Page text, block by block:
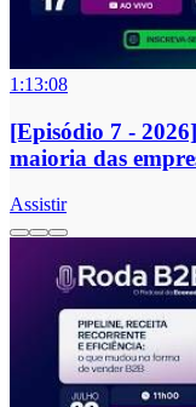
1:13:08
[Episódio 7 -
maioria das
Assistir